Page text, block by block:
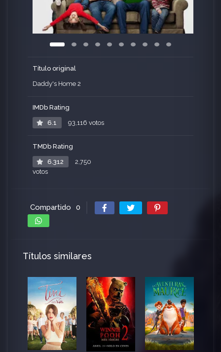
Título original
Daddy's Home 2
IMDb Rating
6.1 93,116 votos
TMDb Rating
6.312
2,750
votos
Compartido 0
Títulos similares